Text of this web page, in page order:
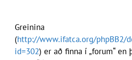
Greinina
(http://www.ifatca.org/phpBB2/
id=302) er að finna í „forum“